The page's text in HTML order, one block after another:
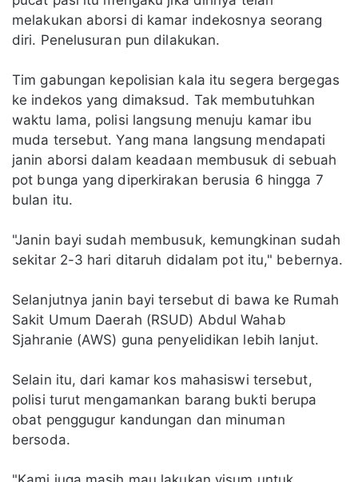
melakukan aborsi di kamar indekosnya seorang
diri. Penelusuran pun dilakukan.
Tim gabungan kepolisian kala itu segera bergegas
ke indekos yang dimaksud. Tak membutuhkan
waktu lama, polisi langsung menuju kamar ibu
muda tersebut. Yang mana langsung mendapati
janin aborsi dalam keadaan membusuk di sebuah
pot bunga yang diperkirakan berusia 6 hingga 7
bulan itu.
"Janin bayi sudah membusuk, kemungkinan sudah
sekitar 2-3 hari ditaruh didalam pot itu," bebernya.
Selanjutnya janin bayi tersebut di bawa ke Rumah
Sakit Umum Daerah (RSUD) Abdul Wahab
Sjahranie (AWS) guna penyelidikan lebih lanjut.
Selain itu, dari kamar kos mahasiswi tersebut,
polisi turut mengamankan barang bukti berupa
obat penggugur kandungan dan minuman
bersoda.